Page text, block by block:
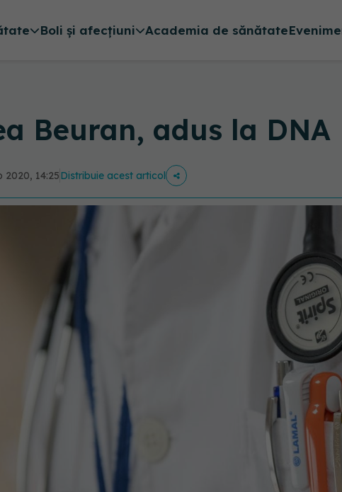
Boli și afecțiuni Academia de sănătate
Beuran, adus la DNA
2020, 14:25Distribuie acest articol